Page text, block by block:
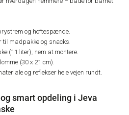
og hoftespænde.
til madpakke og snacks.
(11 liter), nem at montere.
(30 x 21 cm).
og reflekser hele vejen rundt.
smart opdeling i Jeva